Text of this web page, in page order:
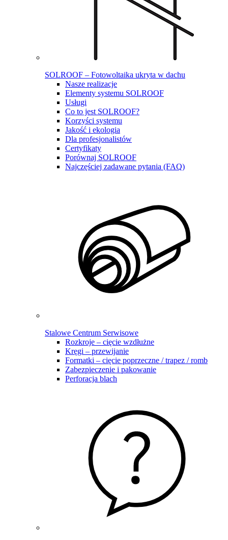
SOLROOF – Fotowoltaika ukryta w dachu
Nasze realizacje
Elementy systemu SOLROOF
Usługi
Co to jest SOLROOF?
Korzyści systemu
Jakość i ekologia
Dla profesjonalistów
Certyfikaty
Porównaj SOLROOF
Najczęściej zadawane pytania (FAQ)
Stalowe Centrum Serwisowe
Rozkroje – cięcie wzdłużne
Kręgi – przewijanie
Formatki – cięcie poprzeczne / trapez / romb
Zabezpieczenie i pakowanie
Perforacja blach